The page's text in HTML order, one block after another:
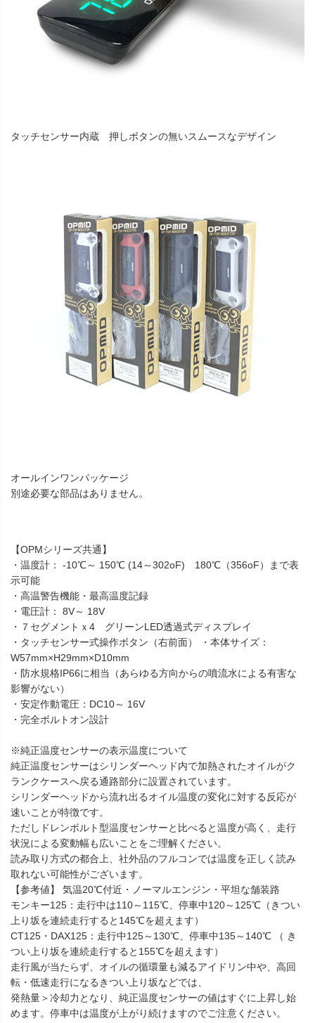
タッチセンサー内蔵 押しボタンの無いスムースなデザイン
オールインワンパッケージ
別途必要な部品はありません。
【OPMシリーズ共通】
・温度計： -10℃～ 150℃ (14～302oF) 180℃（356oF）まで表
示可能
・高温警告機能・最高温度記録
・電圧計： 8V～ 18V
・７セグメントｘ4 グリーンLED透過式ディスプレイ
・タッチセンサー式操作ボタン（右前面） ・本体サイズ：
W57mm×H29mm×D10mm
・防水規格IP66に相当（あらゆる方向からの噴流水による有害な
影響がない）
・安定作動電圧：DC10～ 16V
・完全ボルトオン設計
※純正温度センサーの表示温度について
純正温度センサーはシリンダーヘッド内で加熱されたオイルがク
ランクケースへ戻る通路部分に設置されています。
シリンダーヘッドから流れ出るオイル温度の変化に対する反応が
速いことが特徴です。
ただしドレンボルト型温度センサーと比べると温度が高く、走行
状況による変動幅も広いことをご理解ください。
読み取り方式の都合上、社外品のフルコンでは温度を正しく読み
取れない可能性がございます。
【参考値】 気温20℃付近・ノーマルエンジン・平坦な舗装路
モンキー125：走行中は110～115℃、停車中120～125℃（きつい
上り坂を連続走行すると145℃を超えます）
CT125・DAX125：走行中125～130℃、停車中135～140℃ （ き
つい上り坂を連続走行すると155℃を超えます）
走行風が当たらず、オイルの循環量も減るアイドリン中や、高回
転・低速走行になるきつい上り坂などでは、
発熱量＞冷却力となり、純正温度センサーの値はすぐに上昇し始
めます。停車中は温度が上がり続けますのでご注意ください。